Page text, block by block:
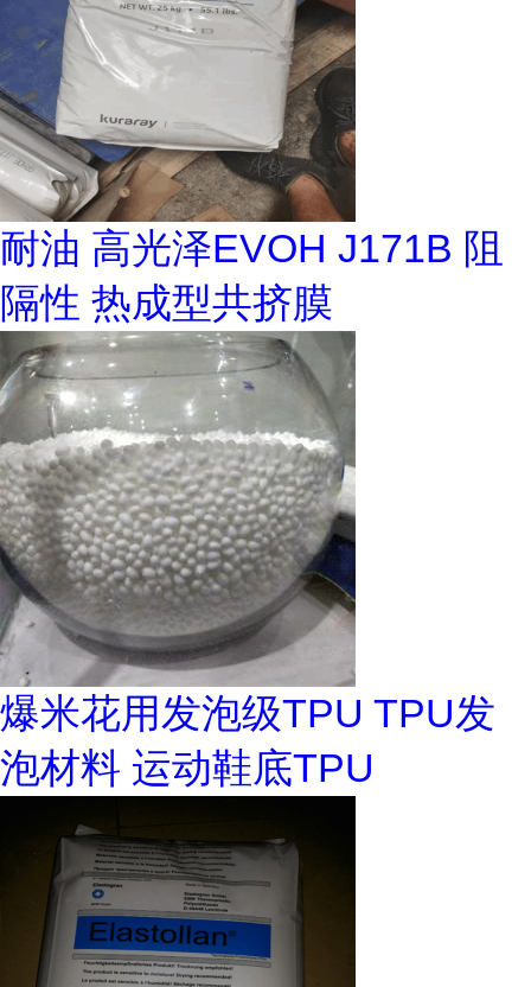
耐油 高光泽EVOH J171B 阻
隔性 热成型共挤膜
爆米花用发泡级TPU TPU发
泡材料 运动鞋底TPU